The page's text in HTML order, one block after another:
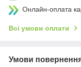
Онлайн-оплата
Всі умови оплати
Умови